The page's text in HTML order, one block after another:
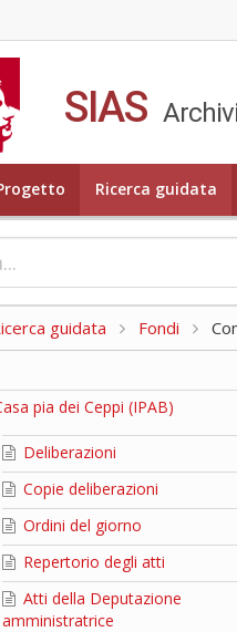
SIAS
Ricerca guidata
guidata Fondi
pia dei Ceppi (IPAB)
Deliberazioni
Copie deliberazioni
Ordini del giorno
Repertorio degli atti
Atti della Deputazione
amministratrice